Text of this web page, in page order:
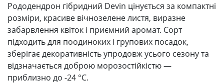
Рододендрон гібридний Devin цінується за компактні
розміри, красиве вічнозелене листя, виразне
забарвлення квіток і приємний аромат. Сорт
підходить для поодиноких і групових посадок,
зберігає декоративність упродовж усього сезону та
відзначається доброю морозостійкістю —
приблизно до -24 °C.